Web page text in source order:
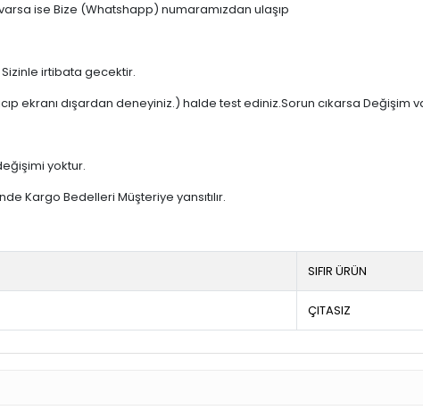
ise Bize (Whatshapp) numaramızdan ulaşıp
irtibata gecektir.
ekranı dışardan deneyiniz.) halde test ediniz.Sorun cıkarsa Değişim
yoktur.
Kargo Bedelleri Müşteriye yansıtılır.
SIFIR ÜRÜN
ÇITASIZ